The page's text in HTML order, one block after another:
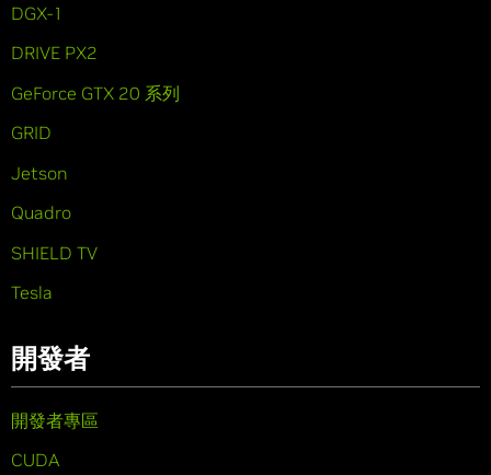
DGX-1
DRIVE PX2
GeForce GTX 20 系列
GRID
Jetson
Quadro
SHIELD TV
Tesla
開發者
開發者專區
CUDA